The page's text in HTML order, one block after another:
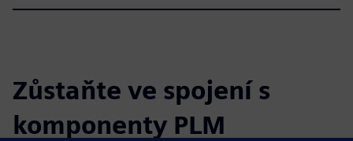
Zůstaňte ve spojení s
komponenty PLM